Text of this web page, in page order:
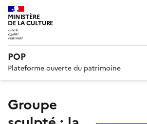
MINISTÈRE
DE LA CULTURE
POP
Plateforme ouverte du patrimoine
groupe